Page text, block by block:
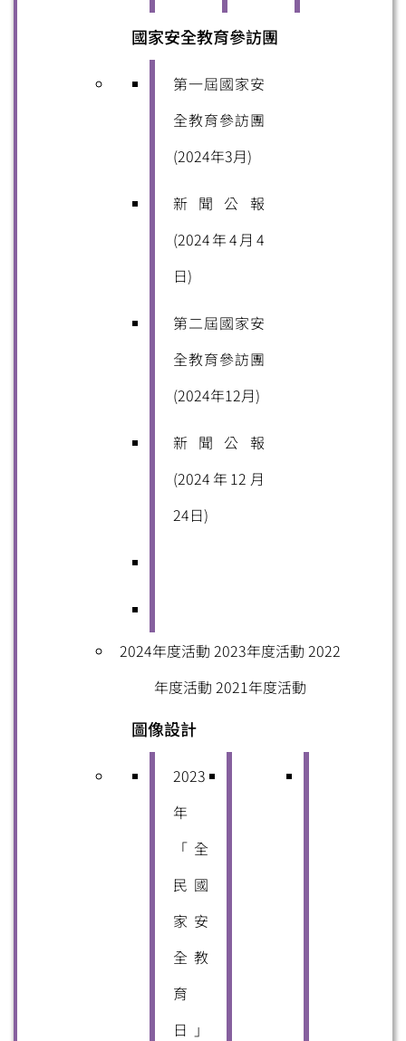
國家安全教育參訪團
第一屆國家安
全教育參訪團
(2024年3月)
新聞公報
(2024年4月4
日)
第二屆國家安
全教育參訪團
(2024年12月)
新聞公報
(2024年12月
24日)
2024年度活動 2023年度活動 2022
年度活動 2021年度活動
圖像設計
2023
年
「全
民國
家安
全教
育
日」